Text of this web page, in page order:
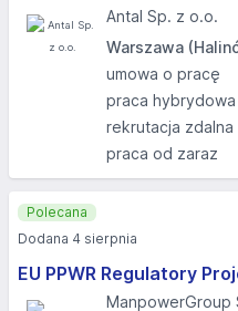
Antal Sp. z o.o.
Warszawa
umowa o pracę
praca hybrydowa
rekrutacja zdalna
praca od zaraz
EU PPWR Regulatory
ManpowerGroup
Polecana
Dodana 4 sierpnia